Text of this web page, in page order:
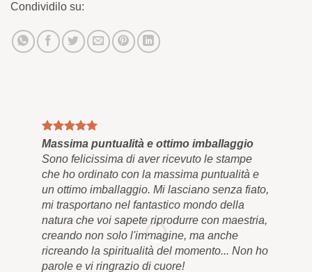
Condividilo su:
Massima puntualità e ottimo imballaggio
Sono felicissima di aver ricevuto le stampe
che ho ordinato con la massima puntualità e
un ottimo imballaggio. Mi lasciano senza fiato,
mi trasportano nel fantastico mondo della
natura che voi sapete riprodurre con maestria,
creando non solo l'immagine, ma anche
ricreando la spiritualità del momento... Non ho
parole e vi ringrazio di cuore!